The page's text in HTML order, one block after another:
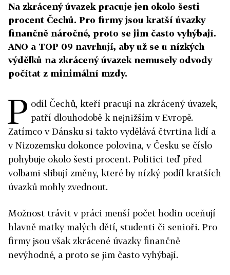
Na zkrácený úvazek pracuje jen okolo šesti
procent Čechů. Pro firmy jsou kratší úvazky
finančně náročné, proto se jim často vyhýbají.
ANO a TOP 09 navrhují, aby už se u nízkých
výdělků na zkrácený úvazek nemusely odvody
počítat z minimální mzdy.
P odíl Čechů, kteří pracují na zkrácený úvazek,
patří dlouhodobě k nejnižším v Evropě.
Zatímco v Dánsku si takto vydělává čtvrtina lidí a
v Nizozemsku dokonce polovina, v Česku se číslo
pohybuje okolo šesti procent. Politici teď před
volbami slibují změny, které by nízký podíl kratších
úvazků mohly zvednout.
Možnost trávit v práci menší počet hodin oceňují
hlavně matky malých dětí, studenti či senioři. Pro
firmy jsou však zkrácené úvazky finančně
nevýhodné, a proto se jim často vyhýbají.